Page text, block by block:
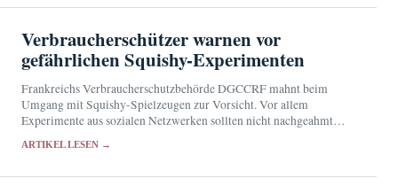
Verbraucherschützer warnen vor
gefährlichen Squishy-Experimenten
Frankreichs Verbraucherschutzbehörde DGCCRF mahnt beim
Umgang mit Squishy-Spielzeugen zur Vorsicht. Vor allem
Experimente aus sozialen Netzwerken sollten nicht nachgeahmt
ARTIKEL LESEN →